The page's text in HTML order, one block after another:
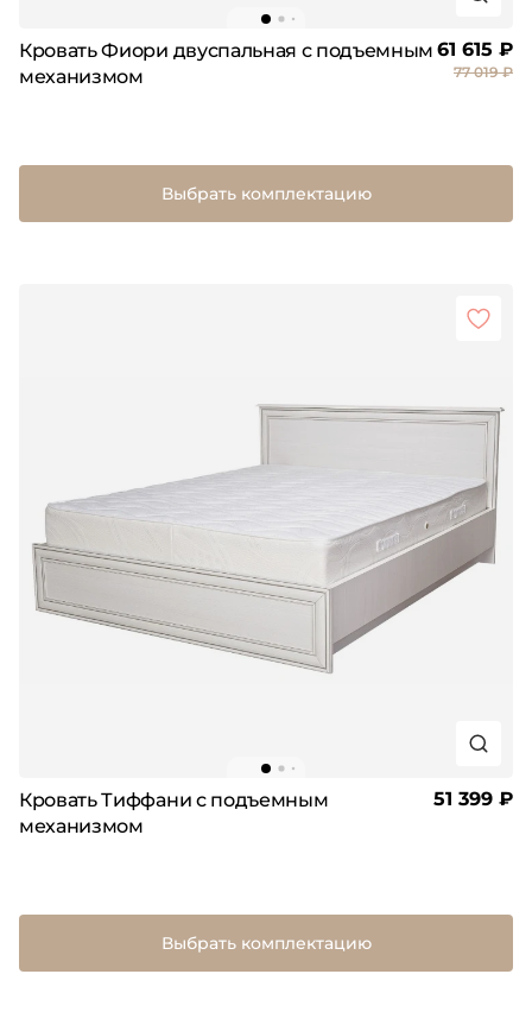
Кровать Фиори двуспальная с подъемным
механизмом
61 615 ₽
77 019 ₽
Выбрать комплектацию
Кровать Тиффани с подъемным
механизмом
51 399 ₽
Выбрать комплектацию